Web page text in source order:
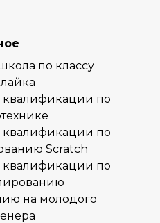
по классу
по
по
Scratch
по
на молодого